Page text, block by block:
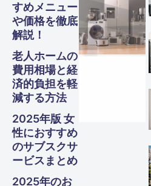
すめメニュー
や価格を徹底
解説！
老人ホームの
費用相場と経
済的負担を軽
減する方法
2025年版 女
性におすすめ
のサブスクサ
ービスまとめ
2025年のお
ガジェ
ット
スピリ
チュア
ビジネ
ス
ファイ
ナンス
グル
メ・フ
旅行
Travel
美容・
健康
Other
S
ガジェ
ット
スピリ
チュア
ビジネ
ス
ファイ
ナンス
グル
メ・フ
旅行
Travel
美容・
健康
Other
S
ガジェ
ット
スピリ
チュア
ビジネ
ス
ファイ
ナンス
グル
メ・フ
旅行
Travel
美容・
健康
Other
S